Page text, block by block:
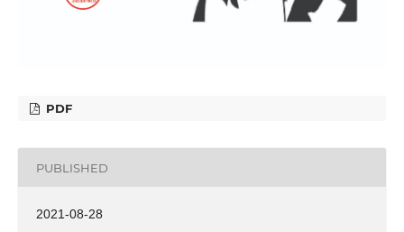
PDF
PUBLISHED
2021-08-28